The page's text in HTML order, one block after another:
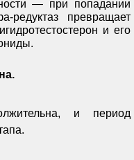
— при попадании
редуктаз превращает
и его
и период